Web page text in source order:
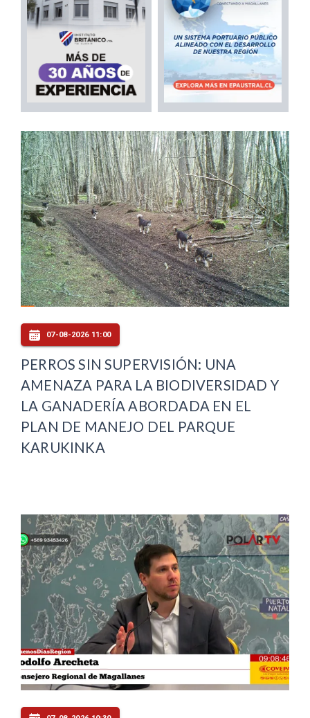
07-08-2026 11:00
PERROS SIN SUPERVISIÓN: UNA
AMENAZA PARA LA BIODIVERSIDAD Y
LA GANADERÍA ABORDADA EN EL
PLAN DE MANEJO DEL PARQUE
KARUKINKA